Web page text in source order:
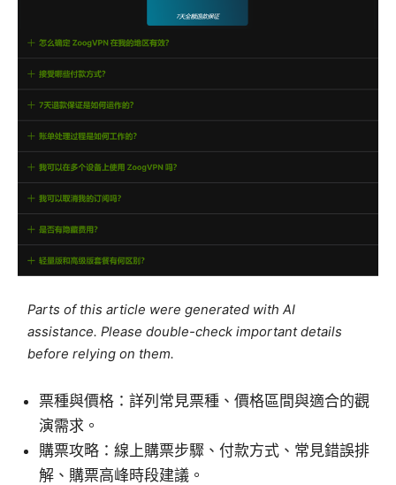
Parts of this article were generated with AI
assistance. Please double-check important details
before relying on them.
票種與價格：詳列常見票種、價格區間與適合的觀
演需求。
購票攻略：線上購票步驟、付款方式、常見錯誤排
解、購票高峰時段建議。